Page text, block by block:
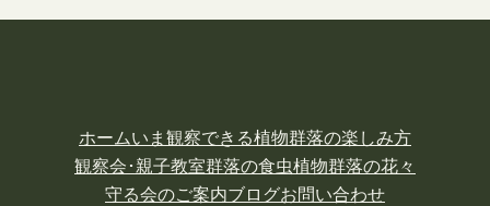
ホームいま観察できる植物群落の楽しみ方
観察会･親子教室群落の食虫植物群落の花々
守る会のご案内ブログお問い合わせ